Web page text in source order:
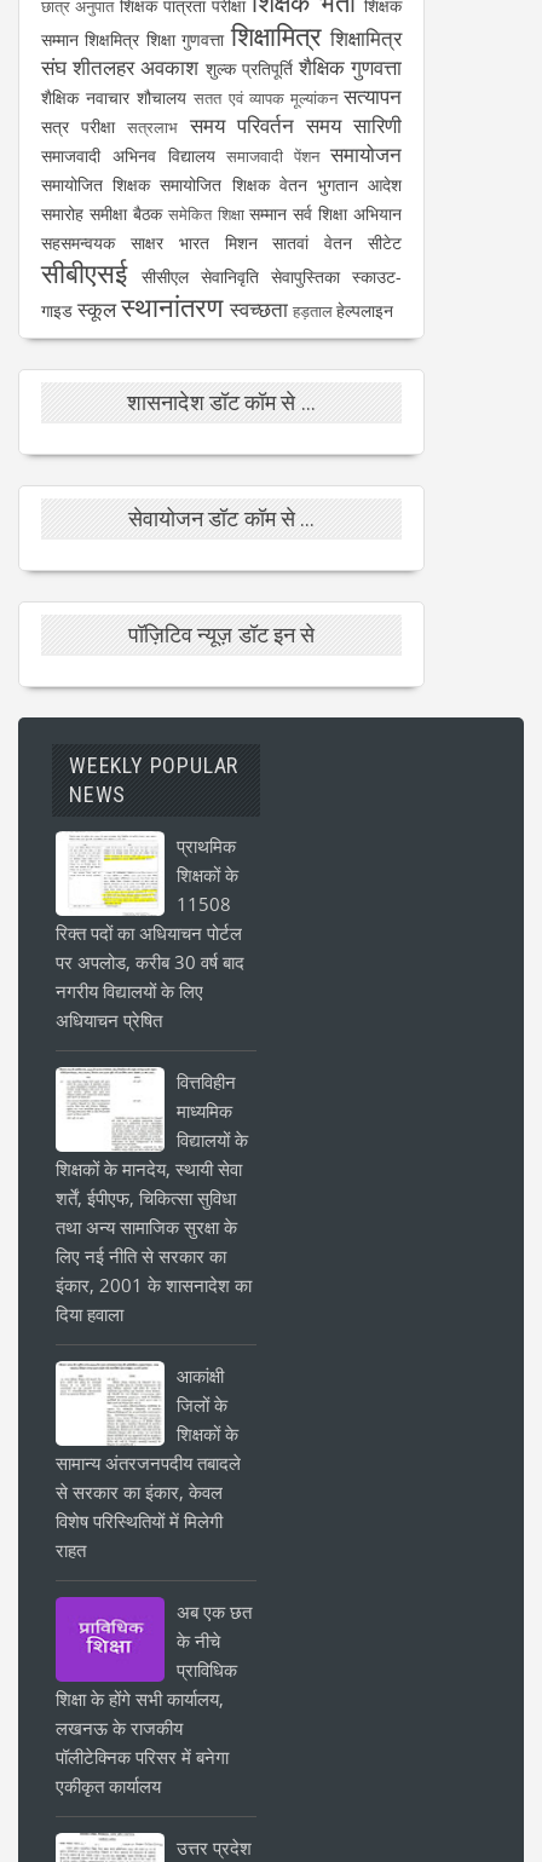
छात्र अनुपात शिक्षक पात्रता परीक्षा
शिक्षक
सम्मान शिक्षमित्र शिक्षा गुणवत्ता शिक्षामित्र शिक्षामित्र
संघ शीतलहर अवकाश शुल्क प्रतिपूर्ति शैक्षिक गुणवत्ता
शैक्षिक नवाचार शौचालय सतत एवं व्यापक मूल्यांकन सत्यापन
सत्र परीक्षा सत्रलाभ समय परिवर्तन समय सारिणी
समाजवादी अभिनव विद्यालय समाजवादी पेंशन समायोजन
समायोजित शिक्षक समायोजित शिक्षक वेतन भुगतान आदेश
समारोह समीक्षा बैठक समेकित शिक्षा सम्मान सर्व शिक्षा अभियान
सहसमन्वयक
साक्षर भारत मिशन सातवां वेतन सीटेट
सीबीएसई सीसीएल सेवानिवृति सेवापुस्तिका स्काउट-
गाइड स्कूलस्थानांतरण स्वच्छता हड़तालहेल्पलाइन
शासनादेश डॉट कॉम से ...
सेवायोजन डॉट कॉम से ...
पॉज़िटिव न्यूज़ डॉट इन से
WEEKLY POPULAR
NEWS
प्राथमिक
शिक्षकों के
11508
रिक्त पदों का अधियाचन पोर्टल
पर अपलोड, करीब 30 वर्ष बाद
नगरीय विद्यालयों के लिए
अधियाचन प्रेषित
वित्तविहीन
माध्यमिक
विद्यालयों के
शिक्षकों के मानदेय, स्थायी सेवा
शर्तें, ईपीएफ, चिकित्सा सुविधा
तथा अन्य सामाजिक सुरक्षा के
लिए नई नीति से सरकार का
इंकार, 2001 के शासनादेश का
दिया हवाला
आकांक्षी
जिलों के
शिक्षकों के
सामान्य अंतरजनपदीय तबादले
से सरकार का इंकार, केवल
विशेष परिस्थितियों में मिलेगी
राहत
अब एक छत
के नीचे
प्राविधिक
शिक्षा के होंगे सभी कार्यालय,
लखनऊ के राजकीय
पॉलीटेक्निक परिसर में बनेगा
एकीकृत कार्यालय
उत्तर प्रदेश